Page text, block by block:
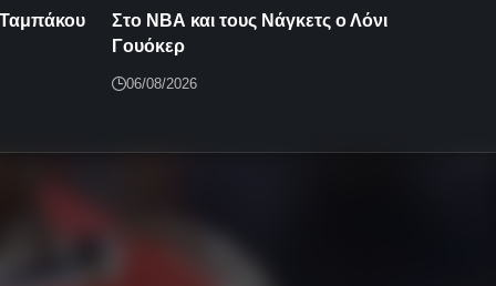
Στο ΝΒΑ και τους Νάγκετς ο Λόνι
Γουόκερ
06/08/2026